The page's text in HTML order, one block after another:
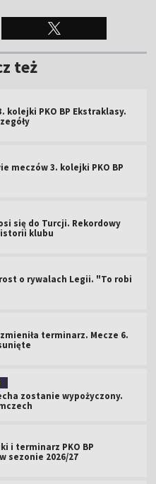
też
kolejki PKO BP Ekstraklasy.
meczów 3. kolejki PKO BP
się do Turcji. Rekordowy
klubu
o rywalach Legii. "To robi
terminarz. Mecze 6.
zostanie wypożyczony.
i terminarz PKO BP
sezonie 2026/27